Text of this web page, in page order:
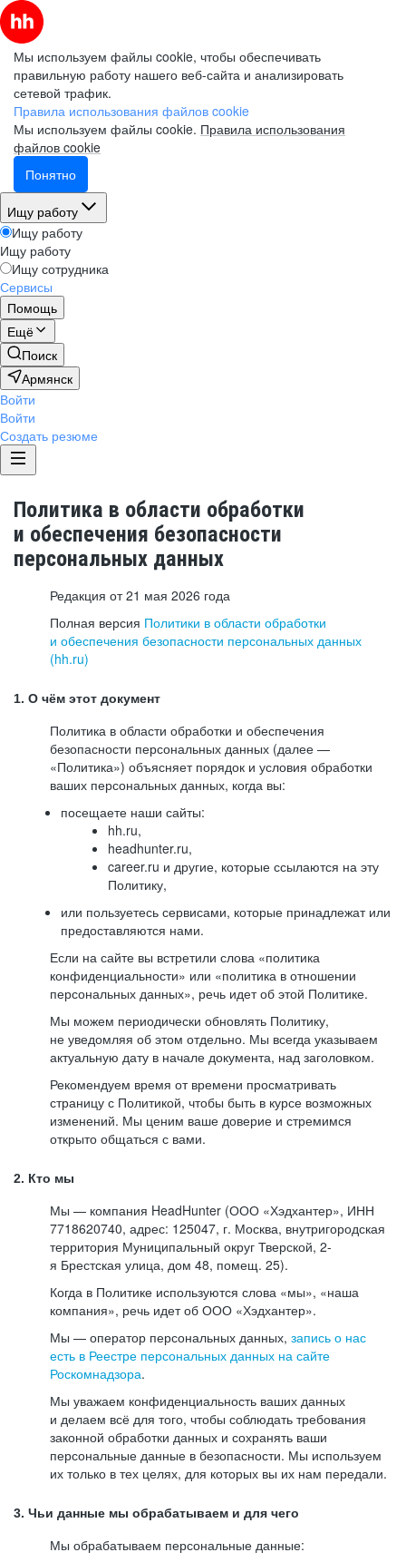
Мы используем файлы cookie, чтобы обеспечивать
правильную работу нашего веб-сайта и анализировать
сетевой трафик.
Правила использования файлов cookie
Мы используем файлы cookie. Правила использования
файлов cookie
Понятно
Ищу работу
Ищу работу
Ищу работу
Ищу сотрудника
Сервисы
Помощь
Ещё
Поиск
Армянск
Войти
Войти
Создать резюме
Политика в области обработки
и обеспечения безопасности
персональных данных
Редакция от 21 мая 2026 года
Полная версия Политики в области обработки
и обеспечения безопасности персональных данных
(hh.ru)
1. О чём этот документ
Политика в области обработки и обеспечения
безопасности персональных данных (далее —
«Политика») объясняет порядок и условия обработки
ваших персональных данных, когда вы:
посещаете наши сайты:
hh.ru,
headhunter.ru,
career.ru и другие, которые ссылаются на эту
Политику,
или пользуетесь сервисами, которые принадлежат или
предоставляются нами.
Если на сайте вы встретили слова «политика
конфиденциальности» или «политика в отношении
персональных данных», речь идет об этой Политике.
Мы можем периодически обновлять Политику,
не уведомляя об этом отдельно. Мы всегда указываем
актуальную дату в начале документа, над заголовком.
Рекомендуем время от времени просматривать
страницу с Политикой, чтобы быть в курсе возможных
изменений. Мы ценим ваше доверие и стремимся
открыто общаться с вами.
2. Кто мы
Мы — компания HeadHunter (ООО «Хэдхантер», ИНН
7718620740, адрес: 125047, г. Москва, внутригородская
территория Муниципальный округ Тверской, 2-
я Брестская улица, дом 48, помещ. 25).
Когда в Политике используются слова «мы», «наша
компания», речь идет об ООО «Хэдхантер».
Мы — оператор персональных данных, запись о нас
есть в Реестре персональных данных на сайте
Роскомнадзора.
Мы уважаем конфиденциальность ваших данных
и делаем всё для того, чтобы соблюдать требования
законной обработки данных и сохранять ваши
персональные данные в безопасности. Мы используем
их только в тех целях, для которых вы их нам передали.
3. Чьи данные мы обрабатываем и для чего
Мы обрабатываем персональные данные: